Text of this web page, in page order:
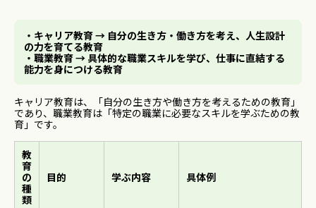
・キャリア教育 → 自分の生き方・働き方を考え、人生設計
の力を育てる教育
・職業教育 → 具体的な職業スキルを学び、仕事に直結する
能力を身につける教育
キャリア教育は、「自分の生き方や働き方を考えるための教育」
であり、職業教育は「特定の職業に必要なスキルを学ぶための教
育」です。
教
育
の
種
類
目的 学ぶ内容 具体例